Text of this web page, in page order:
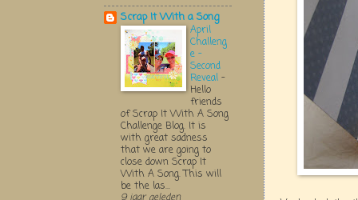
Scrap It With a Song
April
Challeng
e -
Second
Reveal -
Hello
friends
of Scrap It With A Song
Challenge Blog. It is
with great sadness
that we are going to
close down Scrap It
With A Song. This will
be the las...